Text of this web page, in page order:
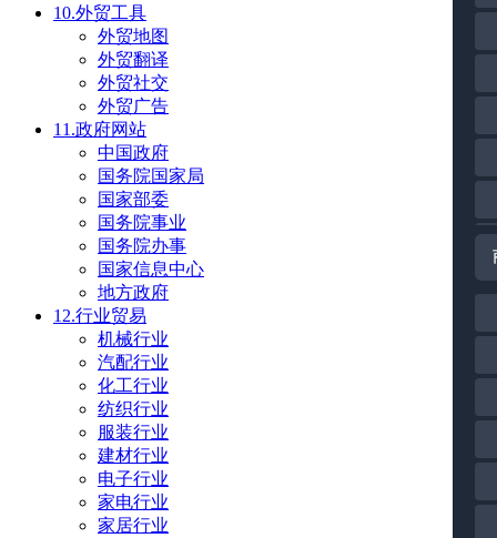
10.外贸工具
外贸地图
外贸翻译
外贸社交
外贸广告
11.政府网站
中国政府
国务院国家局
国家部委
国务院事业
国务院办事
国家信息中心
地方政府
12.行业贸易
机械行业
汽配行业
化工行业
纺织行业
服装行业
建材行业
电子行业
家电行业
家居行业